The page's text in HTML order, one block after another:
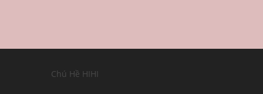
Chú Hề HIHI